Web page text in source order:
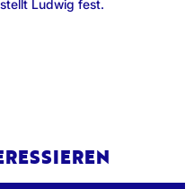
Ludwig fest.